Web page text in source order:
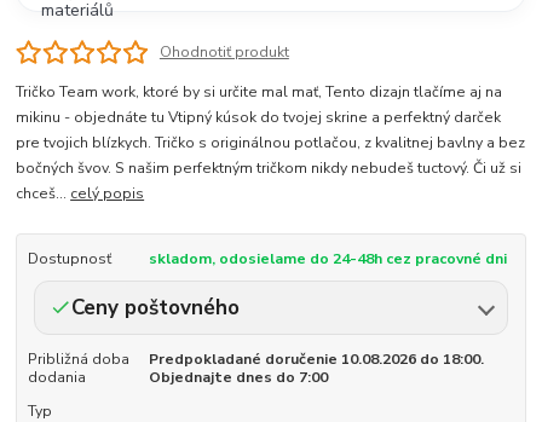
Ohodnotiť produkt
Tričko Team work, ktoré by si určite mal mať, Tento dizajn tlačíme aj na
mikinu - objednáte tu Vtipný kúsok do tvojej skrine a perfektný darček
pre tvojich blízkych. Tričko s originálnou potlačou, z kvalitnej bavlny a bez
bočných švov. S našim perfektným tričkom nikdy nebudeš tuctový. Či už si
chceš... celý popis
Dostupnosť skladom, odosielame do 24-48h cez pracovné dni
Ceny poštovného
Približná doba
dodania
Predpokladané doručenie 10.08.2026 do 18:00.
Objednajte dnes do 7:00
Typ